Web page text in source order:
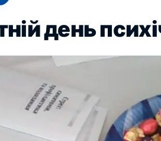
день